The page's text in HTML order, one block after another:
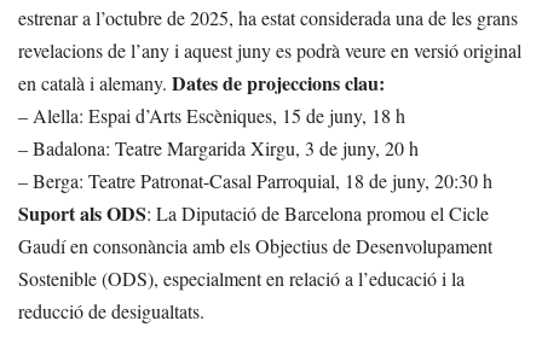
estrenar a l’octubre de 2025, ha estat considerada una de les grans
revelacions de l’any i aquest juny es podrà veure en versió original
en català i alemany. Dates de projeccions clau:
– Alella: Espai d’Arts Escèniques, 15 de juny, 18 h
– Badalona: Teatre Margarida Xirgu, 3 de juny, 20 h
– Berga: Teatre Patronat-Casal Parroquial, 18 de juny, 20:30 h
Suport als ODS: La Diputació de Barcelona promou el Cicle
Gaudí en consonància amb els Objectius de Desenvolupament
Sostenible (ODS), especialment en relació a l’educació i la
reducció de desigualtats.